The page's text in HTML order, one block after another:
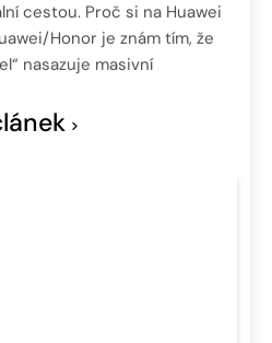
cestou. Proč si na Huawei
Honor je znám tím, že
nasazuje masivní